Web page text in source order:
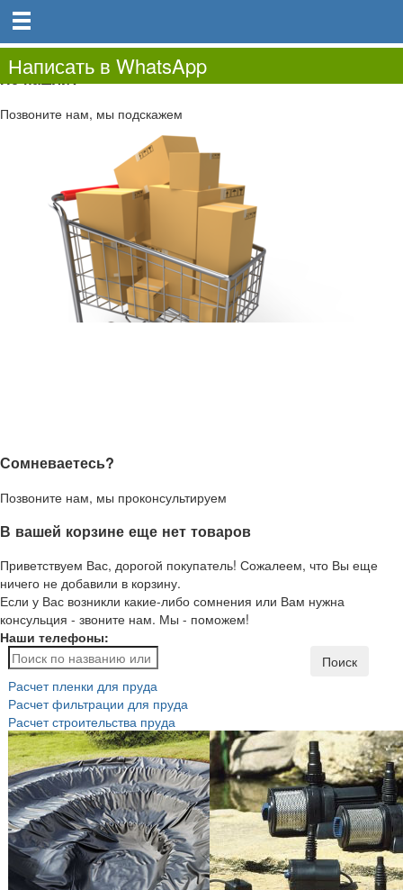
0.00
0
Не нашли?
Позвоните нам, мы подскажем
Сомневаетесь?
Позвоните нам, мы проконсультируем
В вашей корзине еще нет товаров
Приветствуем Вас, дорогой покупатель! Сожалеем, что Вы еще
ничего не добавили в корзину.
Если у Вас возникли какие-либо сомнения или Вам нужна
консульция - звоните нам. Мы - поможем!
Наши телефоны:
Написать в WhatsApp
Поиск
Расчет пленки для пруда
Расчет фильтрации для пруда
Расчет строительства пруда